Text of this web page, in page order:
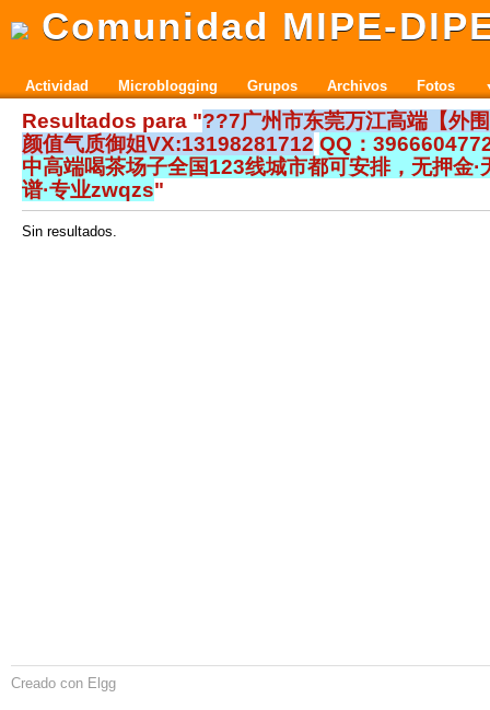
Comunidad MIPE-
Actividad Microblogging Grupos Archivos Fotos
Resultados para "??7广州市东莞万江高端【外
颜值气质御姐VX:13198281712 QQ：
中高端喝茶场子全国123线城市都可安排，无押金·
谱·专业zwqzs"
Sin resultados.
Creado con Elgg